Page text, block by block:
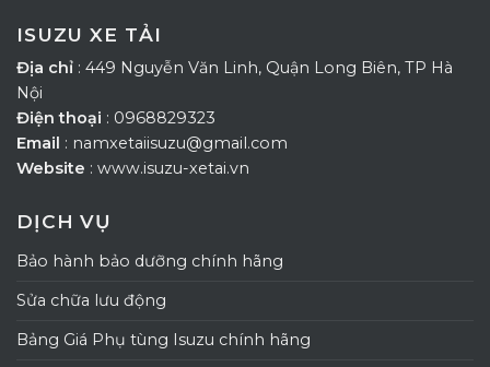
ISUZU XE TẢI
Địa chỉ : 449 Nguyễn Văn Linh, Quận Long Biên, TP Hà
Nội
Điện thoại : 0968829323
Email : namxetaiisuzu@gmail.com
Website : www.isuzu-xetai.vn
DỊCH VỤ
Bảo hành bảo dưỡng chính hãng
Sửa chữa lưu động
Bảng Giá Phụ tùng Isuzu chính hãng